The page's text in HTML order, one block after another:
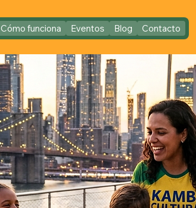
Cómo funciona Eventos Blog Contacto